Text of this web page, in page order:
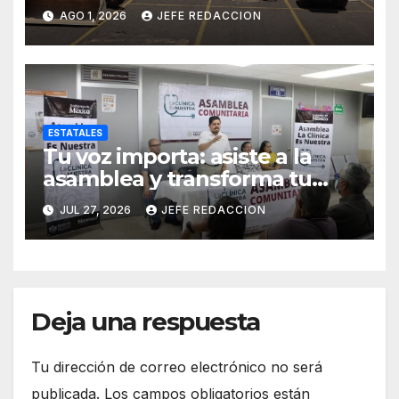
Operativos
Interinstitucionales
AGO 1, 2026 JEFE REDACCION
ESTATALES
Tu voz importa: asiste a la
asamblea y transforma tu
clínica del IMSS-Bienestar
JUL 27, 2026 JEFE REDACCION
Deja una respuesta
Tu dirección de correo electrónico no será
publicada. Los campos obligatorios están